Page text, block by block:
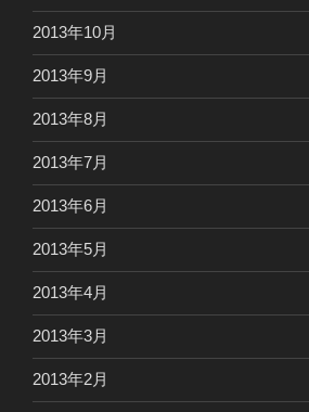
2013年10月
2013年9月
2013年8月
2013年7月
2013年6月
2013年5月
2013年4月
2013年3月
2013年2月